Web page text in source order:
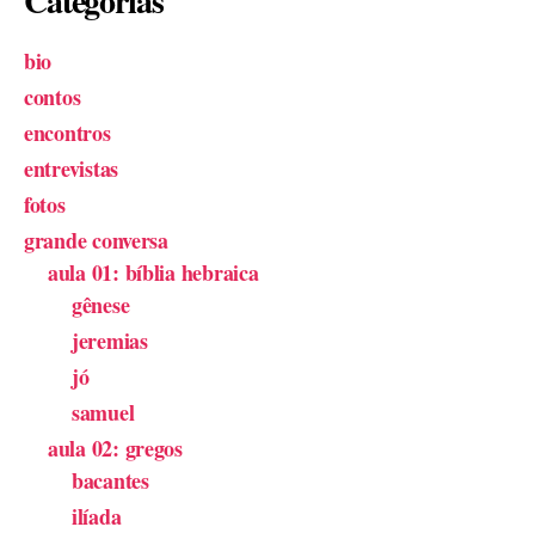
bio
contos
encontros
entrevistas
fotos
grande conversa
aula 01: bíblia hebraica
gênese
jeremias
jó
samuel
aula 02: gregos
bacantes
ilíada